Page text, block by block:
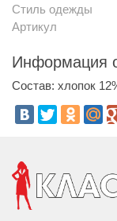
Стиль одежды
Артикул
Информация
Состав: хлопок